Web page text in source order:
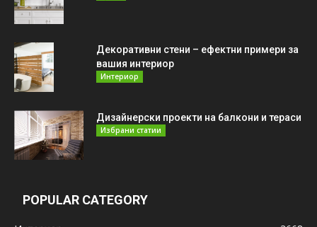
Декоративни стени – ефектни примери за
вашия интериор
Интериор
Дизайнерски проекти на балкони и тераси
Избрани статии
POPULAR CATEGORY